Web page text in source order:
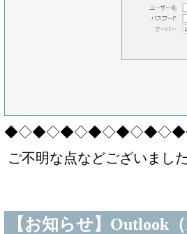
ご不明な点などございまし
【お知らせ】Outlook